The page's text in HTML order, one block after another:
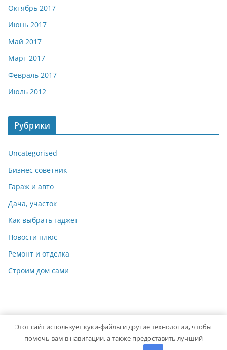
Октябрь 2017
Июнь 2017
Май 2017
Март 2017
Февраль 2017
Июль 2012
Рубрики
Uncategorised
Бизнес советник
Гараж и авто
Дача, участок
Как выбрать гаджет
Новости плюс
Ремонт и отделка
Строим дом сами
Copyright © 2026 Мастер на Все Руки. Powered byColorMag
Этот сайт использует куки-файлы и другие технологии, чтобы
помочь вам в навигации, а также предоставить лучший